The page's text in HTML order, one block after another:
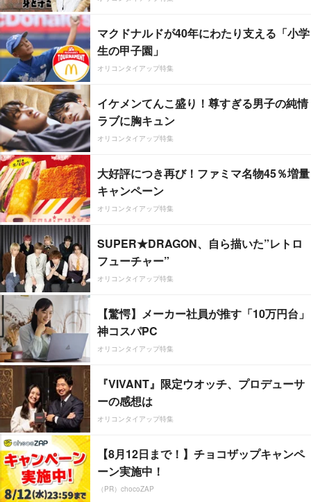
マクドナルドが40年にわたり支える「小学
生の甲子園」
オリコンタイアップ特集
イケメンてんこ盛り！尊すぎる男子の純情
ラブに胸キュン
オリコンタイアップ特集
大好評につき再び！ファミマ名物45％増量
キャンペーン
オリコンタイアップ特集
SUPER★DRAGON、自ら描いた”レトロ
フューチャー”
オリコンタイアップ特集
【驚愕】メーカー社員が推す「10万円台」
神コスパPC
オリコンタイアップ特集
『VIVANT』限定ウオッチ、プロデューサ
ーの感想は
オリコンタイアップ特集
【8月12日まで！】チョコザップキャンペ
ーン実施中！
（PR）chocoZAP